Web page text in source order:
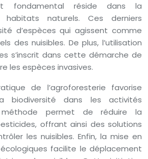
fondamental réside dans la
habitats naturels. Ces derniers
d’espèces qui agissent comme
des nuisibles. De plus, l’utilisation
s’inscrit dans cette démarche de
les espèces invasives.
de l’agroforesterie favorise
biodiversité dans les activités
permet de réduire la
offrant ainsi des solutions
les nuisibles. Enfin, la mise en
facilite le déplacement